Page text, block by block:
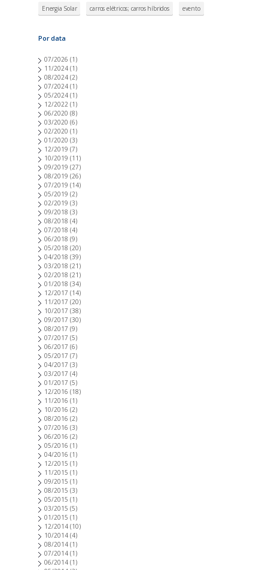
Energia Solar carros elétricos; carros híbridos evento
Por data
07/2026 (1)
11/2024 (1)
08/2024 (2)
07/2024 (1)
05/2024 (1)
12/2022 (1)
06/2020 (8)
03/2020 (6)
02/2020 (1)
01/2020 (3)
12/2019 (7)
10/2019 (11)
09/2019 (27)
08/2019 (26)
07/2019 (14)
05/2019 (2)
02/2019 (3)
09/2018 (3)
08/2018 (4)
07/2018 (4)
06/2018 (9)
05/2018 (20)
04/2018 (39)
03/2018 (21)
02/2018 (21)
01/2018 (34)
12/2017 (14)
11/2017 (20)
10/2017 (38)
09/2017 (30)
08/2017 (9)
07/2017 (5)
06/2017 (6)
05/2017 (7)
04/2017 (3)
03/2017 (4)
01/2017 (5)
12/2016 (18)
11/2016 (1)
10/2016 (2)
08/2016 (2)
07/2016 (3)
06/2016 (2)
05/2016 (1)
04/2016 (1)
12/2015 (1)
11/2015 (1)
09/2015 (1)
08/2015 (3)
05/2015 (1)
03/2015 (5)
01/2015 (1)
12/2014 (10)
10/2014 (4)
08/2014 (1)
07/2014 (1)
06/2014 (1)